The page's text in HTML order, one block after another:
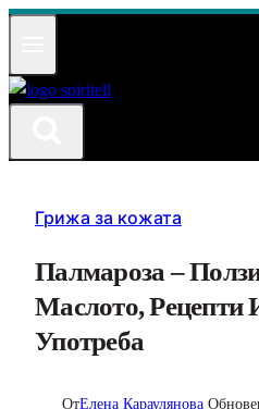
Към
Грижа за кожата
Палмароза –
Маслото, Рецепти
Употреба
ОтЕлена Караулянова